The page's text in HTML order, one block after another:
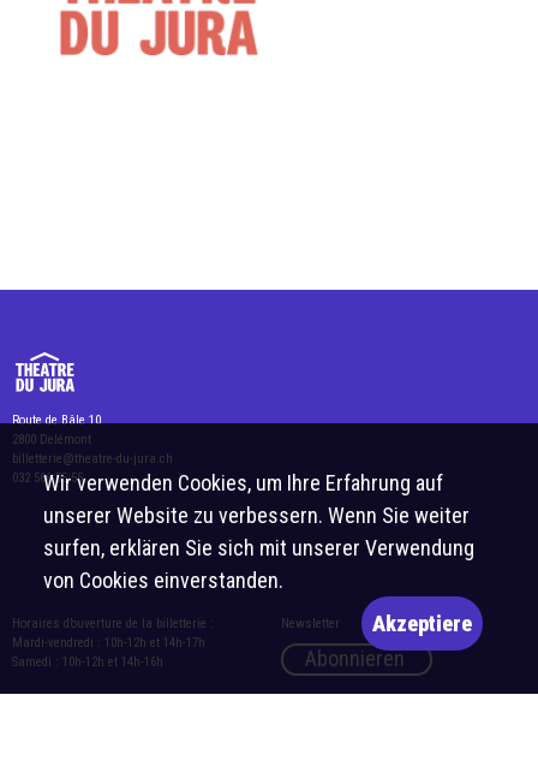
Route de Bâle 10
2800 Delémont
billetterie@theatre-du-jura.ch
032 566 55 55
Horaires d’ouverture de la billetterie :
Mardi-vendredi : 10h-12h et 14h-17h
Samedi : 10h-12h et 14h-16h
Newsletter
Abonnieren
Wir verwenden Cookies, um Ihre Erfahrung auf
unserer Website zu verbessern. Wenn Sie weiter
surfen, erklären Sie sich mit unserer Verwendung
von Cookies einverstanden.
Akzeptiere